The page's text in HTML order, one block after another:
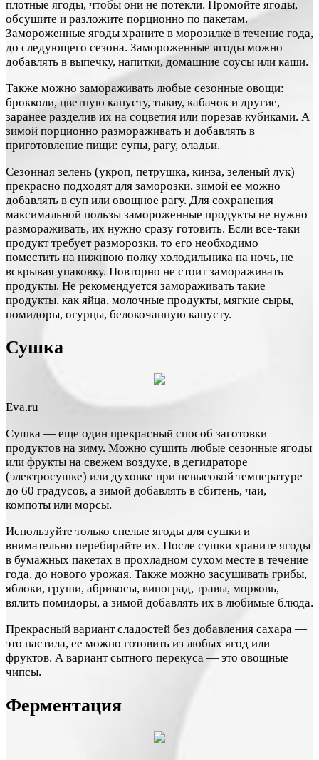
плотные ягоды, чтобы они не потекли. Промойте ягоды,
обсушите и разложите порционно по пакетам.
Замороженные ягоды храните в морозилке в течение года,
до следующего сезона. Замороженные ягоды можно
добавлять в выпечку, напитки, домашние соусы или каши.
Также можно замораживать любые сезонные овощи:
брокколи, цветную капусту, тыкву, кабачок и другие,
заранее разделив их на соцветия или порезав кубиками. А
зимой порционно размораживать и добавлять в
приготовление пищи: супы, рагу, оладьи.
Сезонная зелень (укроп, петрушка, кинза, зеленый лук)
прекрасно подходят для заморозки, зимой ее можно
добавлять в суп или овощное рагу. Для сохранения
максимальной пользы замороженные продукты не нужно
размораживать, их нужно сразу готовить. Если все-таки
продукт требует разморозки, то его необходимо
поместить на нижнюю полку холодильника на ночь, не
вскрывая упаковку. Повторно не стоит замораживать
продукты. Не рекомендуется замораживать такие
продукты, как яйца, молочные продукты, мягкие сыры,
помидоры, огурцы, белокочанную капусту.
Сушка
Eva.ru
Сушка — еще один прекрасный способ заготовки
продуктов на зиму. Можно сушить любые сезонные ягоды
или фрукты на свежем воздухе, в дегидраторе
(электросушке) или духовке при невысокой температуре
до 60 градусов, а зимой добавлять в сбитень, чаи,
компоты или морсы.
Используйте только спелые ягоды для сушки и
внимательно перебирайте их. После сушки храните ягоды
в бумажных пакетах в прохладном сухом месте в течение
года, до нового урожая. Также можно засушивать грибы,
яблоки, груши, абрикосы, виноград, травы, морковь,
вялить помидоры, а зимой добавлять их в любимые блюда.
Прекрасный вариант сладостей без добавления сахара —
это пастила, ее можно готовить из любых ягод или
фруктов. А вариант сытного перекуса — это овощные
чипсы.
Ферментация